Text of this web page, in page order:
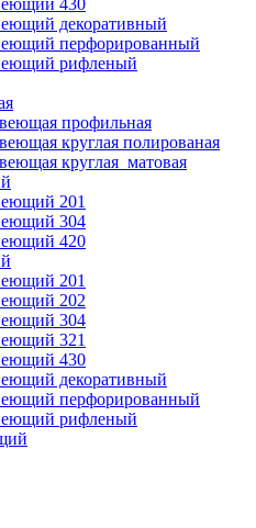
430
декоративный
перфорированный
рифленый
профильная
круглая полированая
круглая матовая
201
304
420
201
202
304
321
430
декоративный
перфорированный
рифленый